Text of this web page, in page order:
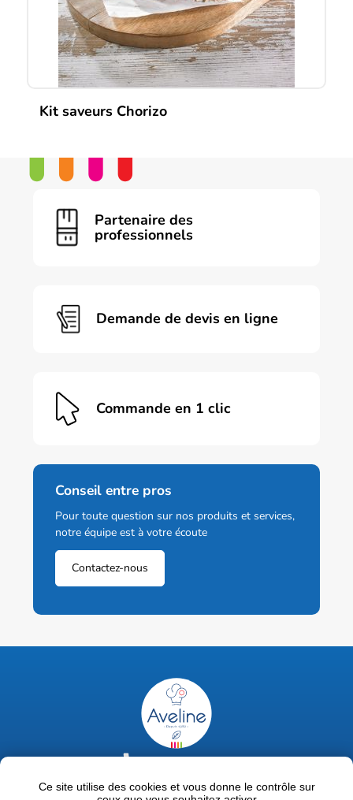
Kit saveurs Chorizo
Partenaire des
professionnels
Demande de devis en ligne
Commande en 1 clic
Conseil entre pros
Pour toute question sur nos produits et services,
notre équipe est à votre écoute
Contactez-nous
02 47 63 18 92
contact@avelinepro.fr
Ce site utilise des cookies et vous donne le contrôle sur